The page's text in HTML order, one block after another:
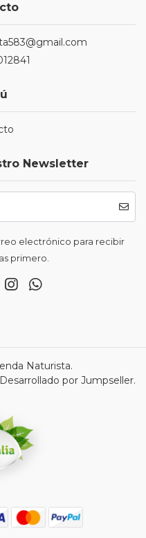
Newsletter
electrónico para recibir
primero.
Naturista.
Desarrollado por Jumpseller.